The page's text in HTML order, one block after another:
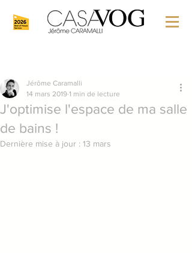
J'optimise l'espace de ma salle
de bains !
Jérôme Caramalli
14 mars 2019 1 min de lecture
Dernière mise à jour : 13 mars